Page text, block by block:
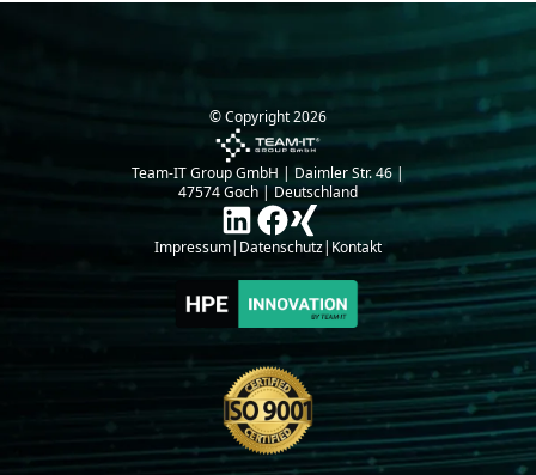
© Copyright2026
Team-IT Group GmbH | Daimler Str. 46 |
47574 Goch | Deutschland
Impressum| Datenschutz| Kontakt